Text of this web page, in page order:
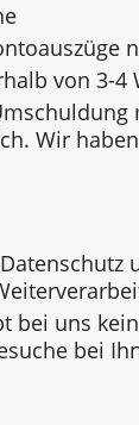
von 3-4
Wir
Datenschutz
bei uns
bei